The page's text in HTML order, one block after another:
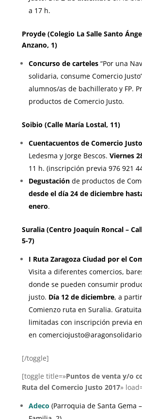
a 17 h.
Proyde (Colegio La Salle Santo
Anzano, 1)
Concurso de carteles“Por una
solidaria, consume Comercio
alumnos/as de bachillerato y FP.
productos de Comercio Justo.
Soibio (Calle María Lostal, 11)
Cuentacuentos de Comercio Justo
Ledesma y Jorge Bescos. Viernes
11 h. (inscripción previa 976 921
Degustaciónde productos de
desde el día 24 de diciembre
enero.
Suralia (Centro Joaquín Roncal –
5-7)
I Ruta Zaragoza Ciudad por el
Visita a diferentes comercios,
donde se pueden consumir
justo. Día 12 de diciembre, a
Comienzo ruta en Suralia.
limitadas con inscripción previa
en
[/toggle]
[toggle title=»Puntos de venta y/o
Ruta del Comercio Justo 2017»
Adeco (Parroquia de Santa Gema